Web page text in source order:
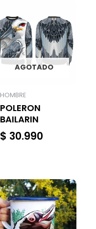
AGOTADO
HOMBRE
POLERON
BAILARIN
$ 30.990